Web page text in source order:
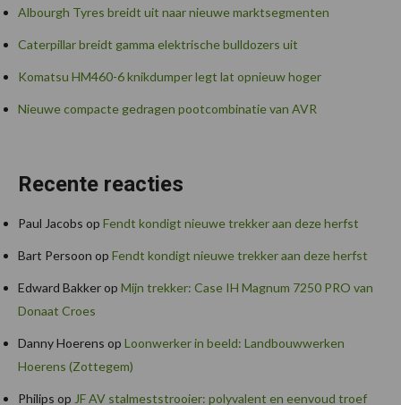
Albourgh Tyres breidt uit naar nieuwe marktsegmenten
Caterpillar breidt gamma elektrische bulldozers uit
Komatsu HM460-6 knikdumper legt lat opnieuw hoger
Nieuwe compacte gedragen pootcombinatie van AVR
Recente reacties
Paul Jacobs op Fendt kondigt nieuwe trekker aan deze herfst
Bart Persoon op Fendt kondigt nieuwe trekker aan deze herfst
Edward Bakkerop Mijn trekker: Case IH Magnum 7250 PRO van
Donaat Croes
Danny Hoerens op Loonwerker in beeld: Landbouwwerken
Hoerens (Zottegem)
Philips op JF AV stalmeststrooier: polyvalent en eenvoud troef